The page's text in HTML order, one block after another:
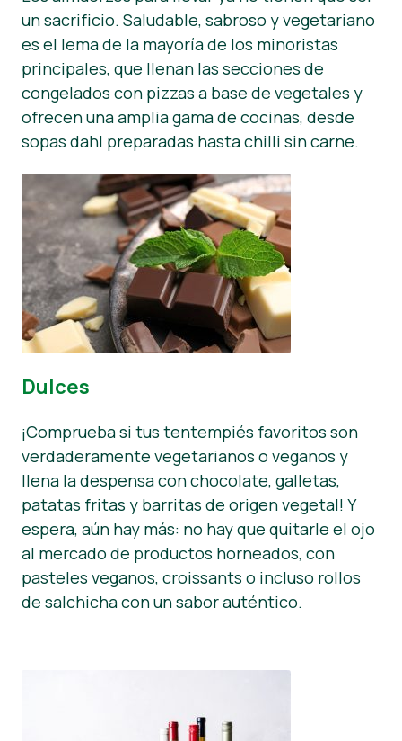
un sacrificio. Saludable, sabroso y vegetariano
es el lema de la mayoría de los minoristas
principales, que llenan las secciones de
congelados con pizzas a base de vegetales y
ofrecen una amplia gama de cocinas, desde
sopas dahl preparadas hasta chilli sin carne.
Dulces
¡Comprueba si tus tentempiés favoritos son
verdaderamente vegetarianos o veganos y
llena la despensa con chocolate, galletas,
patatas fritas y barritas de origen vegetal! Y
espera, aún hay más: no hay que quitarle el ojo
al mercado de productos horneados, con
pasteles veganos, croissants o incluso rollos
de salchicha con un sabor auténtico.